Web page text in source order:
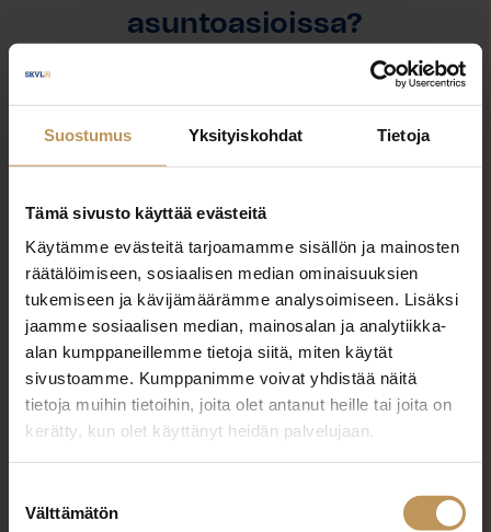
Suostumus Yksityiskohdat Tietoja
Tämä sivusto käyttää evästeitä
Käytämme evästeitä tarjoamamme sisällön ja mainosten
räätälöimiseen, sosiaalisen median ominaisuuksien
tukemiseen ja kävijämäärämme analysoimiseen. Lisäksi
jaamme sosiaalisen median, mainosalan ja analytiikka-
alan kumppaneillemme tietoja siitä, miten käytät
sivustoamme. Kumppanimme voivat yhdistää näitä
tietoja muihin tietoihin, joita olet antanut heille tai joita on
kerätty, kun olet käyttänyt heidän palvelujaan.
valinta
Välttämätön
asuntoasioissa?
Jätä yhteystietosi, niin otan yhteyttä
Juho Elevaara
0415376065
juho.elevaara@erkkeri.fi
"*" näyttää pakolliset kentät
Aihe